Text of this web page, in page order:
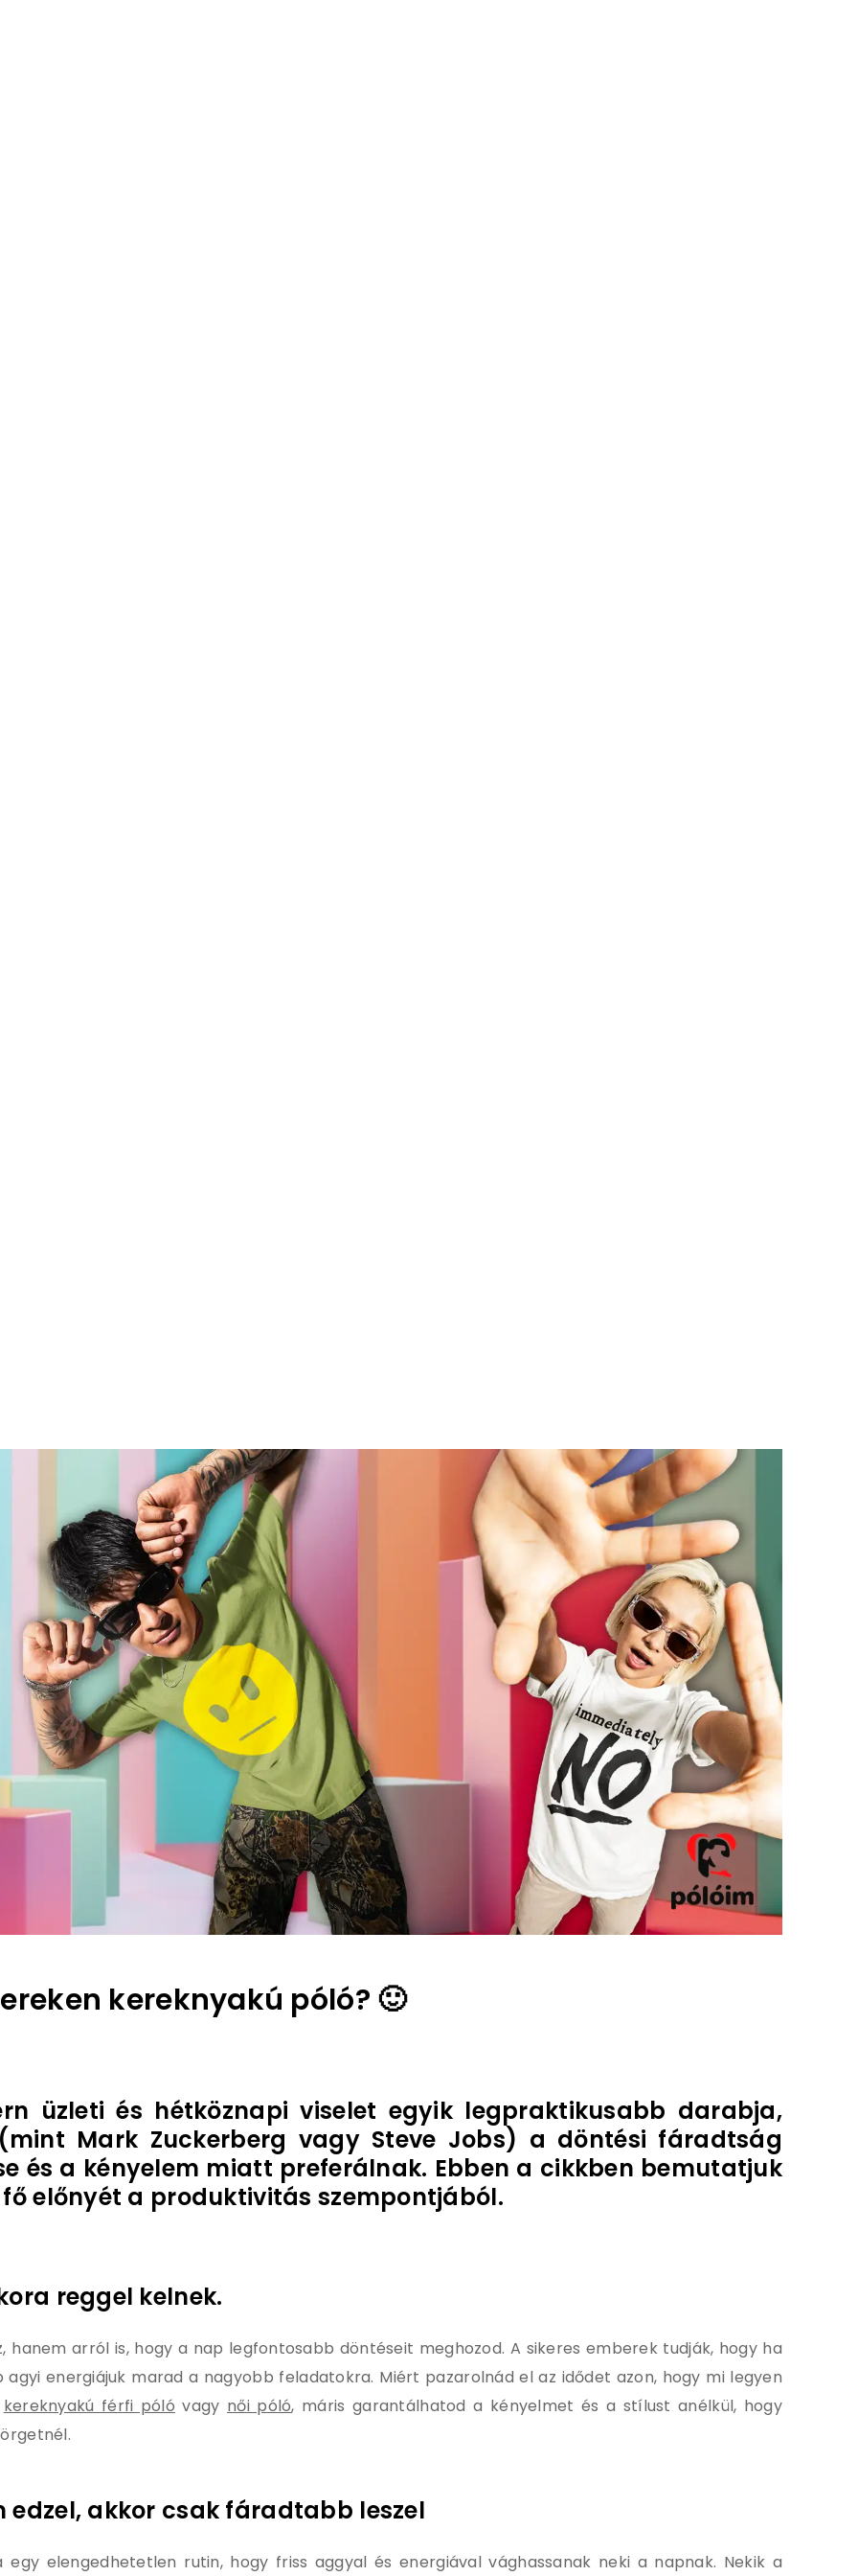
kereknyakú póló? 🙂
üzleti és hétköznapi viselet egyik legpraktikusabb darabja,
Mark Zuckerberg vagy Steve Jobs) a döntési fáradtság
és a kényelem miatt preferálnak. Ebben a cikkben bemutatjuk
előnyét a produktivitás szempontjából.
reggel kelnek.
hanem arról is, hogy a nap legfontosabb döntéseit meghozod. A sikeres emberek tudják, hogy ha
energiájuk marad a nagyobb feladatokra. Miért pazarolnád el az idődet azon, hogy mi legyen
kereknyakú férfi póló vagy női póló, máris garantálhatod a kényelmet és a stílust anélkül, hogy
edzel, akkor csak fáradtabb leszel
elengedhetetlen rutin, hogy friss aggyal és energiával vághassanak neki a napnak. Nekik a